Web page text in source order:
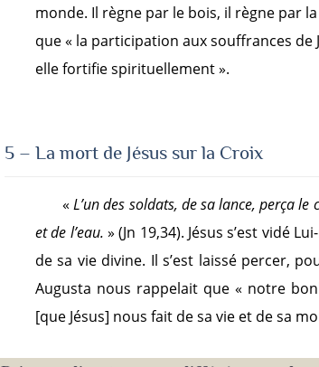
monde. Il règne par le bois, il règne par
que « la participation aux souffrances
elle fortifie spirituellement ».
5 – La mort de Jésus sur la Croix
«L’un des soldats, de sa lance, perça le
et de l’eau. » (Jn 19,34). Jésus s’est vidé
de sa vie divine. Il s’est laissé percer,
Augusta nous rappelait que « notre
[que Jésus] nous fait de sa vie et de sa